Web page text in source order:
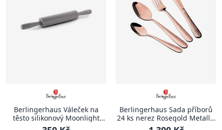
Berlingerhaus Váleček na
těsto silikonový Moonlight
Edition
Berlingerhaus Sada příborů
24 ks nerez Rosegold Metallic
Line II